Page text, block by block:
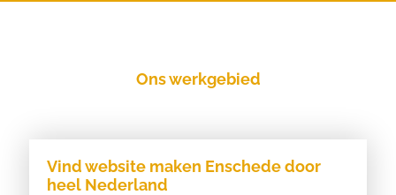
Ons werkgebied
Vind website maken Enschede door
heel Nederland